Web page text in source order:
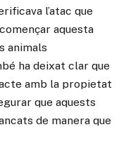
l’atac que
aquesta
animals
ha deixat clar que
amb la propietat
que aquests
de manera que